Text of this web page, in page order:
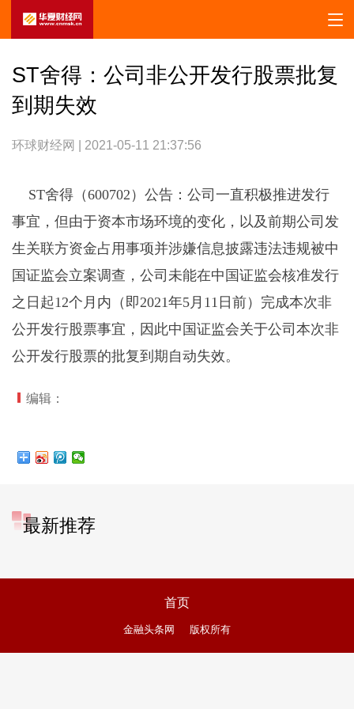
ST舍得：公司非公开发行股票批复
到期失效
环球财经网 | 2021-05-11 21:37:56
ST舍得（600702）公告：公司一直积极推进发行
事宜，但由于资本市场环境的变化，以及前期公司发
生关联方资金占用事项并涉嫌信息披露违法违规被中
国证监会立案调查，公司未能在中国证监会核准发行
之日起12个月内（即2021年5月11日前）完成本次非
公开发行股票事宜，因此中国证监会关于公司本次非
公开发行股票的批复到期自动失效。
编辑：
最新推荐
首页
金融头条网 版权所有